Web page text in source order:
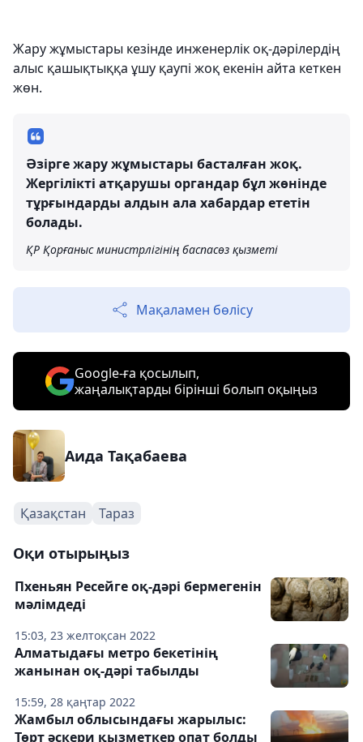
Жару жұмыстары кезінде инженерлік оқ-дәрілердің
алыс қашықтыққа ұшу қаупі жоқ екенін айта кеткен
жөн.
Әзірге жару жұмыстары басталған жоқ.
Жергілікті атқарушы органдар бұл жөнінде
тұрғындарды алдын ала хабардар ететін
болады.
ҚР Қорғаныс министрлігінің баспасөз қызметі
Мақаламен бөлісу
Google-ға қосылып,
жаңалықтарды бірінші болып оқыңыз
Аида Тақабаева
Қазақстан Тараз
Оқи отырыңыз
15:03, 23 желтоқсан 2022
Пхеньян Ресейге оқ-дәрі бермегенін
мәлімдеді
15:59, 28 қаңтар 2022
Алматыдағы метро бекетінің
жанынан оқ-дәрі табылды
Жамбыл облысындағы жарылыс:
Төрт әскери қызметкер опат болды